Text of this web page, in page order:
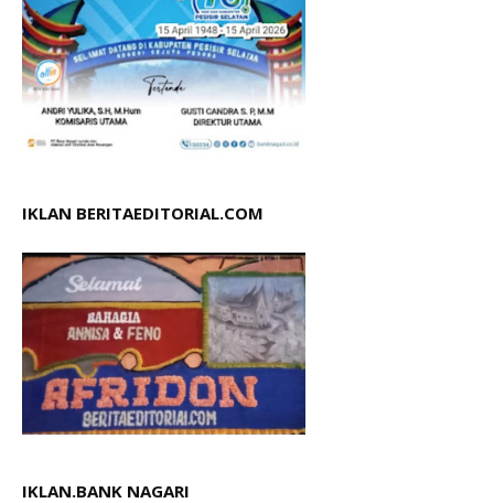
IKLAN BERITAEDITORIAL.COM
IKLAN.BANK NAGARI